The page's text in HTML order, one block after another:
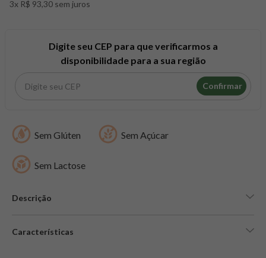
3x R$ 93,30 sem juros
Digite seu CEP para que verificarmos a
disponibilidade para a sua região
Confirmar
Sem Glúten Sem Açúcar
Sem Lactose
Descrição
Características
8º snack proteico mundo verde